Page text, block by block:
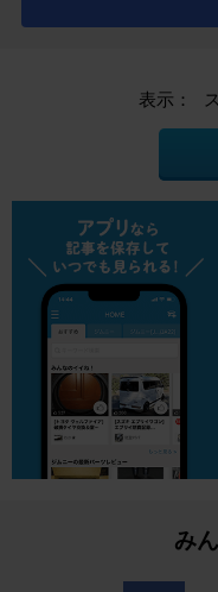
表示：
み